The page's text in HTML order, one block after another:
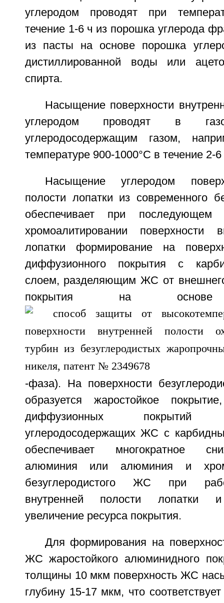
углеродом проводят при
течение 1-6 ч из порошка углерода
из пасты на основе порошка
дистиллированной воды или
спирта.
Насыщение поверхности
углеродом проводят в
углеродосодержащим газом,
температуре 900-1000°С в течение 2-6
Насыщение углеродом
полости лопатки из современного
обеспечивает при последующем
хромоалитировании поверхности
лопатки формирование на
диффузионного покрытия с
слоем, разделяющим ЖС от
покрытия на
-фаза). На поверхности
образуется жаростойкое
диффузионных
углеродосодержащих ЖС с
обеспечивает многократное
алюминия или алюминия и
безуглеродистого ЖС при
внутренней полости лопатки и
увеличение ресурса покрытия.
Для формирования на
ЖС жаростойкого алюминидного
толщины 10 мкм поверхность ЖС
глубину 15-17 мкм, что